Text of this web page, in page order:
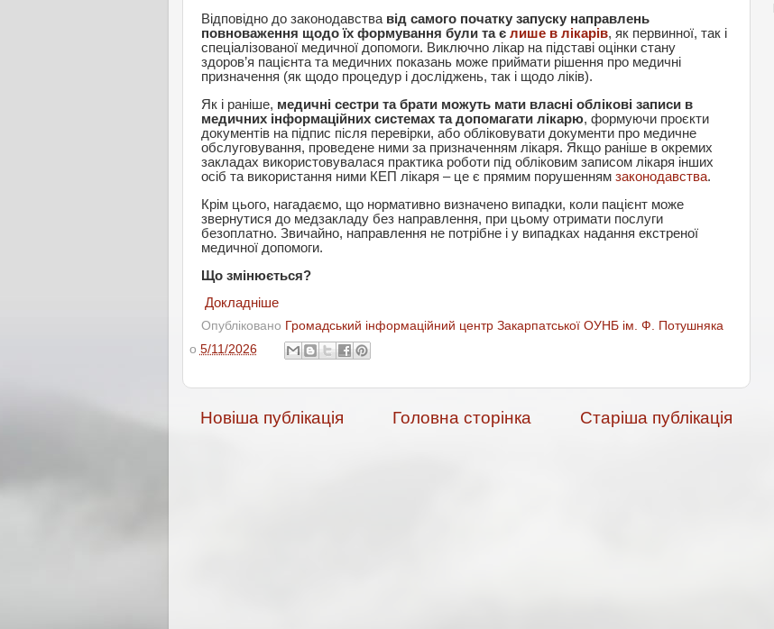
Відповідно до законодавства від самого початку запуску направлень
повноваження щодо їх формування були та є лише в лікарів, як первинної, так і
спеціалізованої медичної допомоги. Виключно лікар на підставі оцінки стану
здоров’я пацієнта та медичних показань може приймати рішення про медичні
призначення (як щодо процедур і досліджень, так і щодо ліків).
Як і раніше, медичні сестри та брати можуть мати власні облікові записи в
медичних інформаційних системах та допомагати лікарю, формуючи проєкти
документів на підпис після перевірки, або обліковувати документи про медичне
обслуговування, проведене ними за призначенням лікаря. Якщо раніше в окремих
закладах використовувалася практика роботи під обліковим записом лікаря інших
осіб та використання ними КЕП лікаря – це є прямим порушенням законодавства.
Крім цього, нагадаємо, що нормативно визначено випадки, коли пацієнт може
звернутися до медзакладу без направлення, при цьому отримати послуги
безоплатно. Звичайно, направлення не потрібне і у випадках надання екстреної
медичної допомоги.
Що змінюється?
Докладніше
Опубліковано Громадський інформаційний центр Закарпатської ОУНБ ім. Ф. Потушняка
о 5/11/2026
Новіша публікація Старіша публікація
Головна сторінка